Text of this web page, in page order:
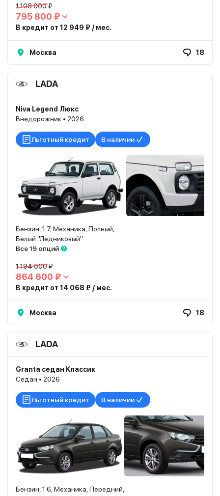
1 108 000 ₽
795 800 ₽
В кредит от 12 949 ₽ / мес.
Москва 18
LADA
Niva Legend Люкс
Внедорожник • 2026
Льготный кредит В наличии
Бензин, 1.7, Механика, Полный,
Белый "Ледниковый"
Все 19 опций
1 194 000 ₽
864 600 ₽
В кредит от 14 068 ₽ / мес.
Москва 18
LADA
Granta седан Классик
Седан • 2026
Льготный кредит В наличии
Бензин, 1.6, Механика, Передний,